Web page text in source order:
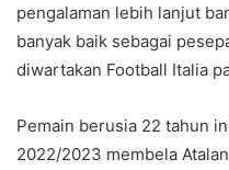
pengalaman lebih lanjut
banyak baik sebagai
diwartakan Football Italia
Pemain berusia 22 tahun
2022/2023 membela